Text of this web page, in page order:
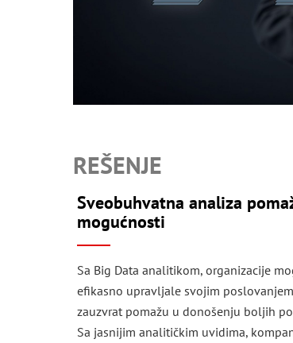
REŠENJE
Sveobuhvatna analiza
mogućnosti
Sa Big Data analitikom, organizacije
efikasno upravljale svojim
zauzvrat pomažu u donošenju boljih
Sa jasnijim analitičkim uvidima,